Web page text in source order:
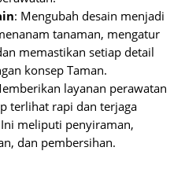
: Mengubah desain menjadi
tanaman, mengatur
memastikan setiap detail
konsep Taman.
layanan perawatan
terlihat rapi dan terjaga
meliputi penyiraman,
dan pembersihan.